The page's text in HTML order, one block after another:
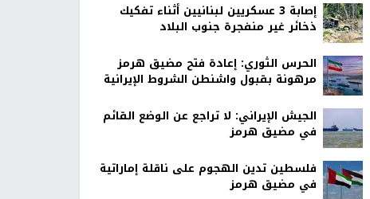
إصابة 3 عسكريين لبنانيين أثناء تفكيك
ذخائر غير منفجرة جنوب البلاد
الحرس الثوري: إعادة فتح مضيق هرمز
مرهونة بقبول واشنطن الشروط الإيرانية
الجيش الإيراني: لا تراجع عن الوضع القائم
في مضيق هرمز
فلسطين تدين الهجوم على ناقلة إماراتية
في مضيق هرمز